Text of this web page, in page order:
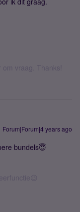
vraag. Thanks!
Forum|Forum|4 years ago
bundels😇